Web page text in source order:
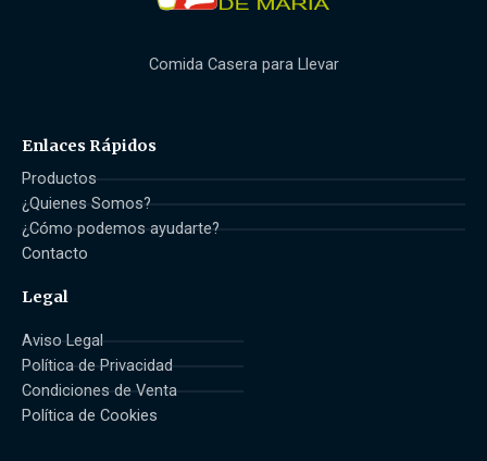
Comida Casera para Llevar
Enlaces Rápidos
Productos
¿Quienes Somos?
¿Cómo podemos ayudarte?
Contacto
Legal
Aviso Legal
Política de Privacidad
Condiciones de Venta
Política de Cookies